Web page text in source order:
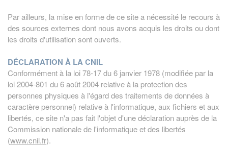
Par ailleurs, la mise en forme de ce site a nécessité le recours à
des sources externes dont nous avons acquis les droits ou dont
les droits d'utilisation sont ouverts.
DÉCLARATION À LA CNIL
Conformément à la loi 78-17 du 6 janvier 1978 (modifiée par la
loi 2004-801 du 6 août 2004 relative à la protection des
personnes physiques à l'égard des traitements de données à
caractère personnel) relative à l'informatique, aux fichiers et aux
libertés, ce site n'a pas fait l'objet d'une déclaration auprès de la
Commission nationale de l'informatique et des libertés
(www.cnil.fr).